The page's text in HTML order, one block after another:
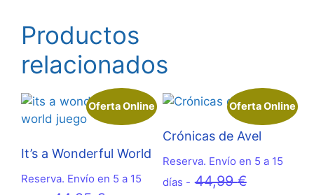
Productos
relacionados
Oferta Online
It’s a Wonderful World
Reserva. Envío en 5 a 15
Oferta Online
Crónicas de Avel
Reserva. Envío en 5 a 15
días - 44,99€El